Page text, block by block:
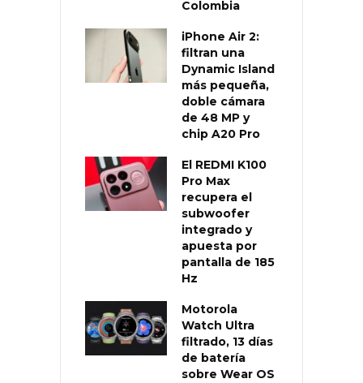
Colombia
iPhone Air 2:
filtran una
Dynamic Island
más pequeña,
doble cámara
de 48 MP y
chip A20 Pro
El REDMI K100
Pro Max
recupera el
subwoofer
integrado y
apuesta por
pantalla de 185
Hz
Motorola
Watch Ultra
filtrado, 13 días
de batería
sobre Wear OS